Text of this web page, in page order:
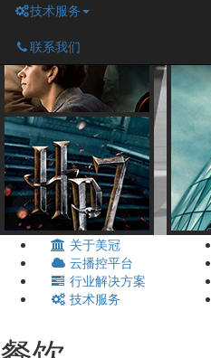
技术服务
联系我们
关于美冠
云播控平台
行业解决方案
技术服务